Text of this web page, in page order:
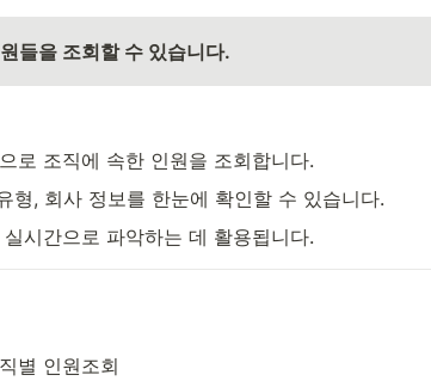
들을 조회할 수 있습니다.
로 조직에 속한 인원을 조회합니다.
형, 회사 정보를 한눈에 확인할 수 있습니다.
시간으로 파악하는 데 활용됩니다.
별 인원조회